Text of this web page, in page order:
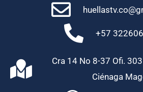
+57
Cra 14 No 8-37 Ofi.
Ciénaga